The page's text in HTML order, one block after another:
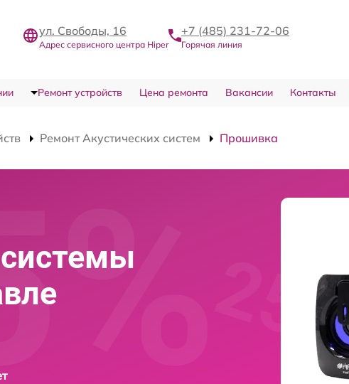
ул. Свободы, 16
Адрес сервисного центра Hiper
+7 (485) 231-72-06
Горячая линия
Ремонт устройств Цена ремонта Вакансии Контакты
Ремонт Акустических систем Прошивка